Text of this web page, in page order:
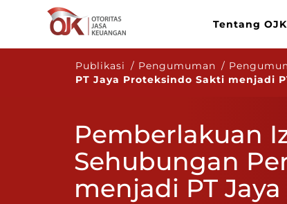
Tentang OJK
Publikasi / Pengumuman /
PT Jaya Proteksindo Sakti menjadi
Pemberlakuan
Sehubungan
menjadi PT